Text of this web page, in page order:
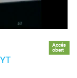
Accés
obert